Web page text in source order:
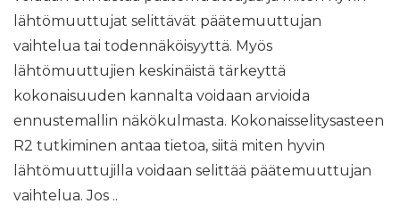
lähtömuuttujat selittävät päätemuuttujan
vaihtelua tai todennäköisyyttä. Myös
lähtömuuttujien keskinäistä tärkeyttä
kokonaisuuden kannalta voidaan arvioida
ennustemallin näkökulmasta. Kokonaisselitysasteen
R2 tutkiminen antaa tietoa, siitä miten hyvin
lähtömuuttujilla voidaan selittää päätemuuttujan
vaihtelua. Jos ..